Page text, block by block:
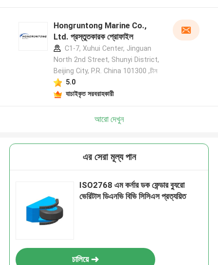
Hongruntong Marine Co.,
Ltd. প্রস্তুতকারক প্রোফাইল
C1-7, Xuhui Center, Jinguan
North 2nd Street, Shunyi District,
Beijing City, P.R. China 101300 ,চীন
5.0
যাচাইকৃত সরবরাহকারী
আরো দেখুন
এর সেরা মূল্য পান
ISO2768 এম কর্নার ডক ফেন্ডার ব্যুরো
ভেরিটাস ডিএনভি বিভি সিসিএস প্রত্যয়িত
চালিয়ে